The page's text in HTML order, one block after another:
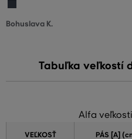
Bohuslava K.
Tabuľka veľkostí
Alfa
VEĽKOSŤ PÁS [A]